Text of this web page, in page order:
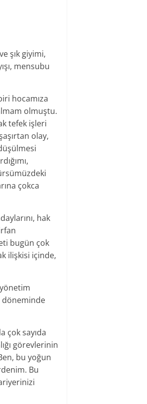
şık giyimi,
mensubu
hocamıza
olmuştu.
tefek işleri
olay,
çokca
hak
bugün çok
ilişkisi içinde,
döneminde
çok sayıda
görevlerinin
bu yoğun
Bu